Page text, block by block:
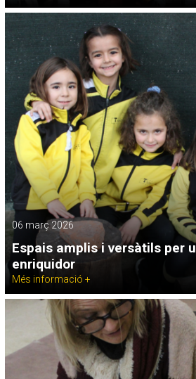
06 març 2026
Espais amplis i versàtils per
enriquidor
Més informació +